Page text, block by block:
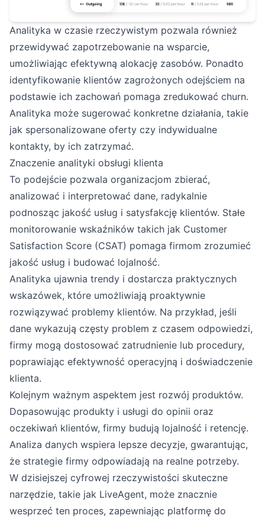
Analityka w czasie rzeczywistym pozwala również
przewidywać zapotrzebowanie na wsparcie,
umożliwiając efektywną alokację zasobów. Ponadto
identyfikowanie klientów zagrożonych odejściem na
podstawie ich zachowań pomaga zredukować churn.
Analityka może sugerować konkretne działania, takie
jak spersonalizowane oferty czy indywidualne
kontakty, by ich zatrzymać.
Znaczenie analityki obsługi klienta
To podejście pozwala organizacjom zbierać,
analizować i interpretować dane, radykalnie
podnosząc jakość usług i satysfakcję klientów. Stałe
monitorowanie wskaźników takich jak Customer
Satisfaction Score (CSAT) pomaga firmom zrozumieć
jakość usług i budować lojalność.
Analityka ujawnia trendy i dostarcza praktycznych
wskazówek, które umożliwiają proaktywnie
rozwiązywać problemy klientów. Na przykład, jeśli
dane wykazują częsty problem z czasem odpowiedzi,
firmy mogą dostosować zatrudnienie lub procedury,
poprawiając efektywność operacyjną i doświadczenie
klienta.
Kolejnym ważnym aspektem jest rozwój produktów.
Dopasowując produkty i usługi do opinii oraz
oczekiwań klientów, firmy budują lojalność i retencję.
Analiza danych wspiera lepsze decyzje, gwarantując,
że strategie firmy odpowiadają na realne potrzeby.
W dzisiejszej cyfrowej rzeczywistości skuteczne
narzędzie, takie jak LiveAgent, może znacznie
wesprzeć ten proces, zapewniając platformę do